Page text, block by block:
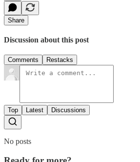
Share
Discussion about this post
Comments Restacks
Top Latest Discussions
No posts